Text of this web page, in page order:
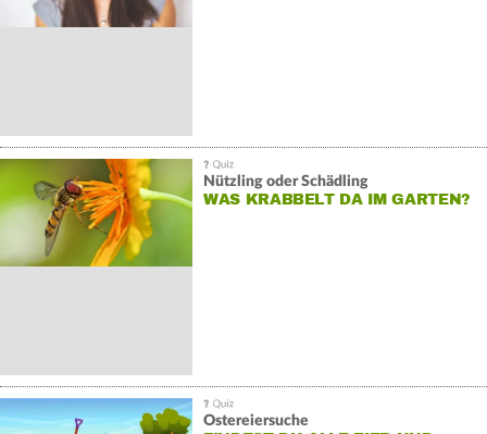
Nützling oder Schädling
WAS KRABBELT DA IM GARTEN?
Ostereiersuche